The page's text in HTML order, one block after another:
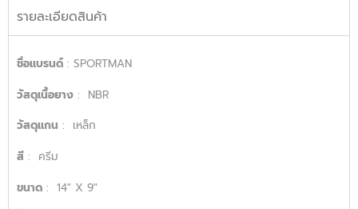
รายละเอียดสินค้า
ชื่อเเบรนด์ : SPORTMAN
วัสดุเนื้อยาง : NBR
วัสดุเเกน : เหล็ก
สี : ครีม
ขนาด : 14″ X 9″